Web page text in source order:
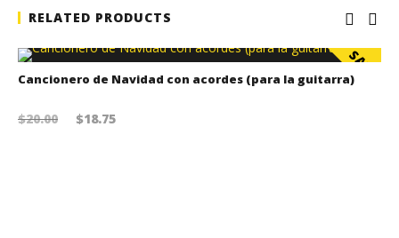
RELATED PRODUCTS
SALE!
Cancionero de Navidad con acordes (para la guitarra)
$20.00
Original price was: $20.00.
$18.75
Current price is: $18.75.